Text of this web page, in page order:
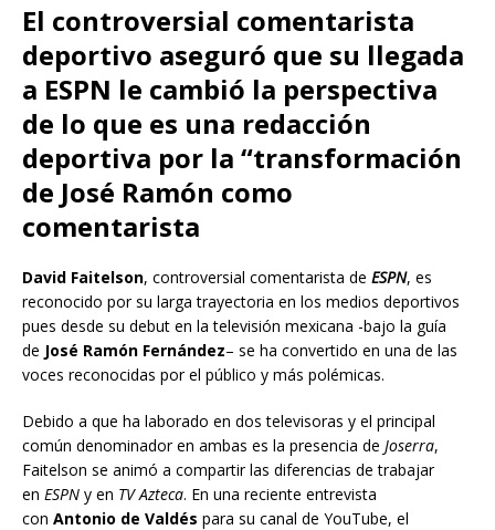
El controversial comentarista
deportivo aseguró que su llegada
a ESPN le cambió la perspectiva
de lo que es una redacción
deportiva por la “transformación
de José Ramón como
comentarista
David Faitelson, controversial comentarista de ESPN, es
reconocido por su larga trayectoria en los medios deportivos
pues desde su debut en la televisión mexicana -bajo la guía
de José Ramón Fernández– se ha convertido en una de las
voces reconocidas por el público y más polémicas.
Debido a que ha laborado en dos televisoras y el principal
común denominador en ambas es la presencia de Joserra,
Faitelson se animó a compartir las diferencias de trabajar
en ESPN y en TV Azteca. En una reciente entrevista
con Antonio de Valdés para su canal de YouTube, el